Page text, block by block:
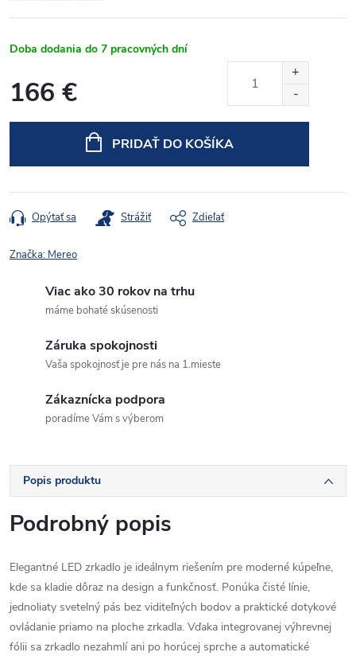
Doba dodania do 7 pracovných dní
166 €
PRIDAŤ DO KOŠÍKA
Opýtať sa Strážiť Zdieľať
Značka: Mereo
Viac ako 30 rokov na trhu
máme bohaté skúsenosti
Záruka spokojnosti
Vaša spokojnosť je pre nás na 1.mieste
Zákaznícka podpora
poradíme Vám s výberom
Popis produktu
Podrobný popis
Elegantné LED zrkadlo je ideálnym riešením pre moderné kúpeľne,
kde sa kladie dôraz na design a funkčnosť. Ponúka čisté línie,
jednoliaty svetelný pás bez viditeľných bodov a praktické dotykové
ovládanie priamo na ploche zrkadla. Vďaka integrovanej výhrevnej
fólii sa zrkadlo nezahmlí ani po horúcej sprche a automatické